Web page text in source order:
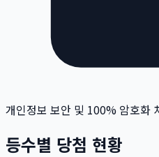
개인정보 보안 및 100% 암호화
등수별 당첨 현황